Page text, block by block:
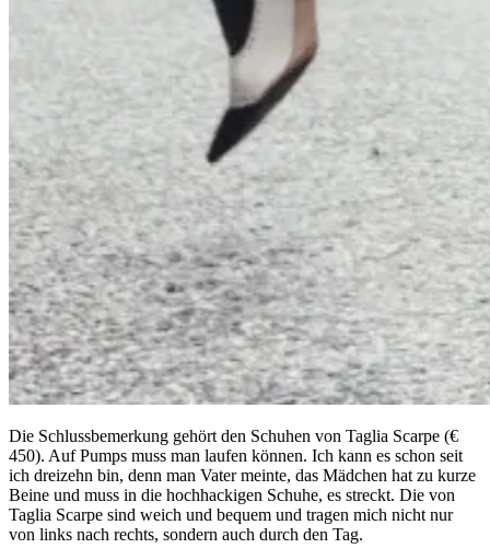
Die Schlussbemerkung gehört den Schuhen von Taglia Scarpe (€
450). Auf Pumps muss man laufen können. Ich kann es schon seit
ich dreizehn bin, denn man Vater meinte, das Mädchen hat zu kurze
Beine und muss in die hochhackigen Schuhe, es streckt. Die von
Taglia Scarpe sind weich und bequem und tragen mich nicht nur
von links nach rechts, sondern auch durch den Tag.